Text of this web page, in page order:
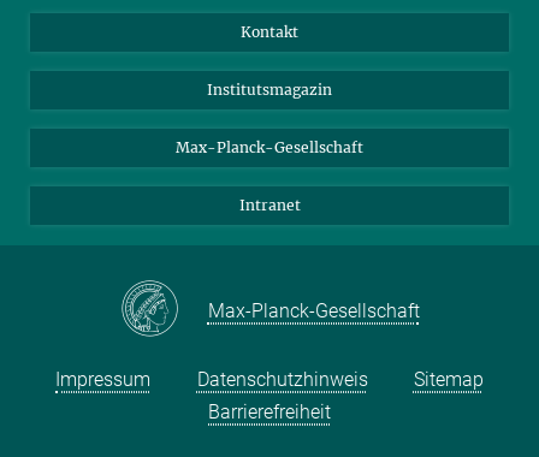
Fördernde
Schulen
Studierende
Bluesky
Facebook
YouTube
Kontakt
Institutsmagazin
Max-Planck-Gesellschaft
Intranet
Max-Planck-Gesellschaft
Impressum Datenschutzhinweis
Sitemap
Barrierefreiheit